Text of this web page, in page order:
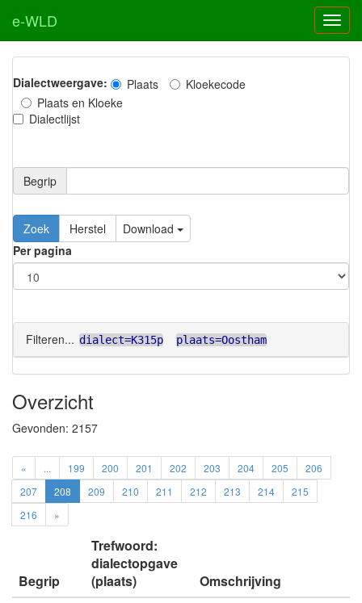
e-WLD
Dialectweergave: Plaats
Kloekecode
Plaats en Kloeke
Dialectlijst
Begrip
Zoek Herstel
Download
Per pagina
Filteren... dialect=K315p plaats=Oostham
Overzicht
Gevonden: 2157
« ... 199 200 201 202 203 204 205
206
207
208 209 210 211 212 213 214
215
216
»
Begrip
Trefwoord:
dialectopgave
(plaats)
Omschrijving